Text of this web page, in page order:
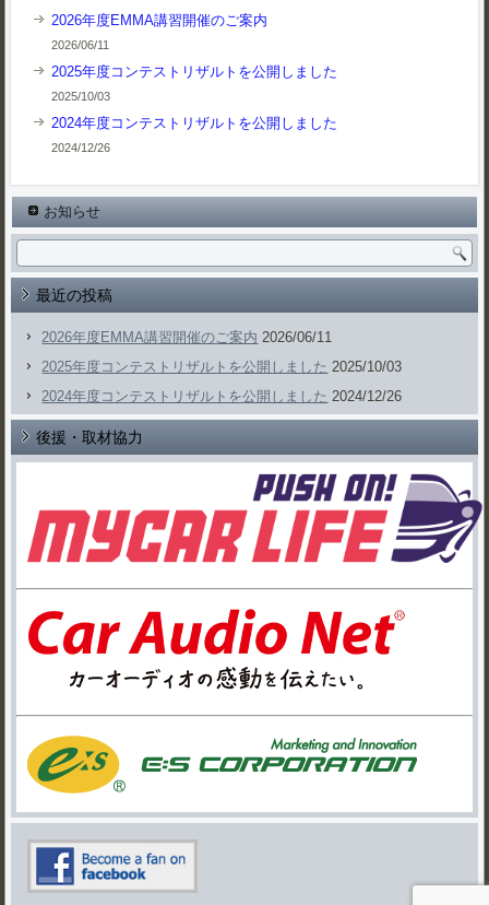
2026年度EMMA講習開催のご案内
2026/06/11
2025年度コンテストリザルトを公開しました
2025/10/03
2024年度コンテストリザルトを公開しました
2024/12/26
お知らせ
最近の投稿
2026年度EMMA講習開催のご案内 2026/06/11
2025年度コンテストリザルトを公開しました 2025/10/03
2024年度コンテストリザルトを公開しました 2024/12/26
後援・取材協力